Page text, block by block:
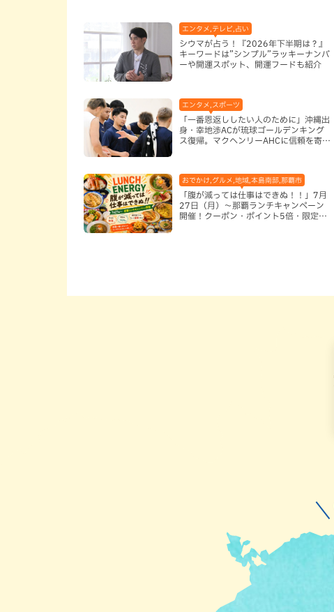
エンタメ,テレビ,占い
シウマが占う！『2026年下半期は？』
キーワードは”シンプル”ラッキーナンバ
ーや開運スポット、開運フードも紹介
エンタメ,スポーツ
「一番恩返ししたい人のために」沖縄出
身・幸地渉ACが琉球ゴールデンキング
ス復帰。マクヘンリーAHCに信頼を寄せ
おでかけ,グルメ,地域,本島南部,那覇市
「腹が減っては仕事はできぬ！！」7月
27日（月）〜那覇ランチキャンペーン
開催！クーポン・ポイント5倍・限定グ